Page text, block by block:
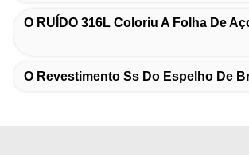
O RUÍDO 316L Coloriu A Folha De
O Revestimento Ss Do Espelho De